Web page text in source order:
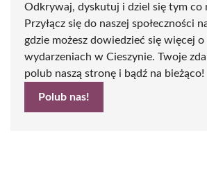
Odkrywaj, dyskutuj i dziel się tym co
Przyłącz się do naszej społeczności
gdzie możesz dowiedzieć się więcej
wydarzeniach w Cieszynie. Twoje
polub naszą stronę i bądź na bieżąco!
Polub nas!